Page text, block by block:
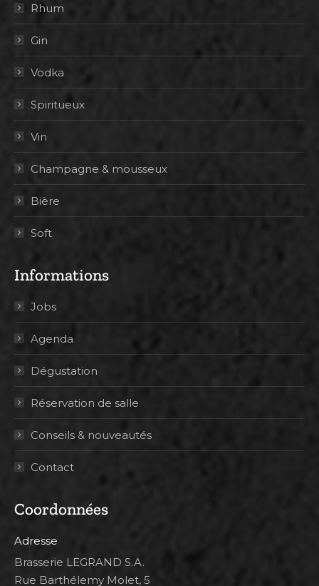
Rhum
Gin
Vodka
Spiritueux
Vin
Champagne & mousseux
Bière
Soft
Informations
Jobs
Agenda
Dégustation
Réservation de salle
Conseils & nouveautés
Contact
Coordonnées
Adresse
Brasserie LEGRAND S.A.
Rue Barthélemy Molet, 5